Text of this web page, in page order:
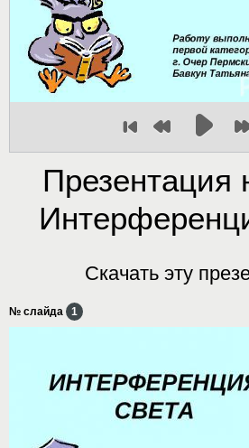
Презентация
Скачать эту
№ слайда 1